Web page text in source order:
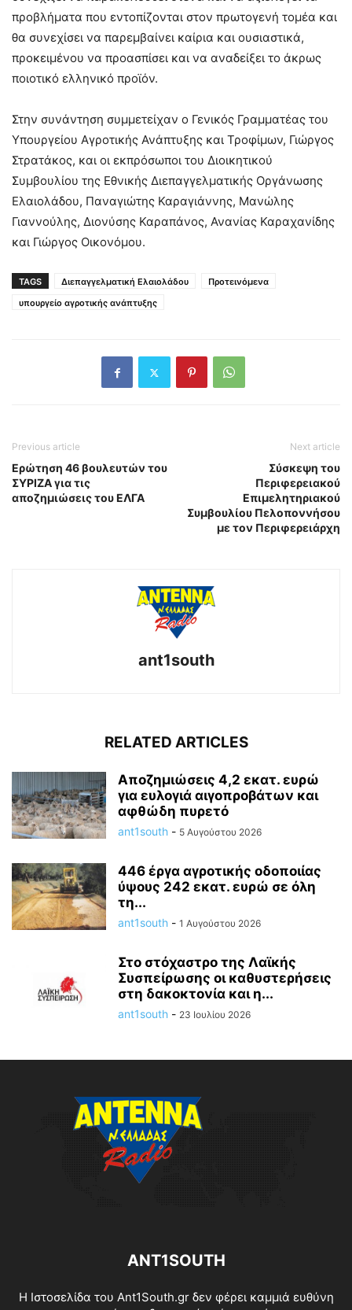
προβλήματα που εντοπίζονται στον πρωτογενή τομέα και
θα συνεχίσει να παρεμβαίνει καίρια και ουσιαστικά,
προκειμένου να προασπίσει και να αναδείξει το άκρως
ποιοτικό ελληνικό προϊόν.
Στην συνάντηση συμμετείχαν ο Γενικός Γραμματέας του
Υπουργείου Αγροτικής Ανάπτυξης και Τροφίμων, Γιώργος
Στρατάκος, και οι εκπρόσωποι του Διοικητικού
Συμβουλίου της Εθνικής Διεπαγγελματικής Οργάνωσης
Ελαιολάδου, Παναγιώτης Καραγιάννης, Μανώλης
Γιαννούλης, Διονύσης Καραπάνος, Ανανίας Καραχανίδης
και Γιώργος Οικονόμου.
TAGS Διεπαγγελματική Ελαιολάδου
Προτεινόμενα
υπουργείο αγροτικής ανάπτυξης
Previous article
Ερώτηση 46 βουλευτών του
ΣΥΡΙΖΑ για τις
αποζημιώσεις του ΕΛΓΑ
Next article
Σύσκεψη του
Περιφερειακού
Επιμελητηριακού
Συμβουλίου Πελοποννήσου
με τον Περιφερειάρχη
ant1south
RELATED ARTICLES
Aποζημιώσεις 4,2 εκατ. ευρώ
για ευλογιά αιγοπροβάτων και
αφθώδη πυρετό
ant1south - 5 Αυγούστου 2026
446 έργα αγροτικής οδοποιίας
ύψους 242 εκατ. ευρώ σε όλη
τη...
ant1south - 1 Αυγούστου 2026
Στο στόχαστρο της Λαϊκής
Συσπείρωσης οι καθυστερήσεις
στη δακοκτονία και η...
ant1south - 23 Ιουλίου 2026
ANT1SOUTH
Η Ιστοσελίδα του Ant1South.gr δεν φέρει καμμιά ευθύνη